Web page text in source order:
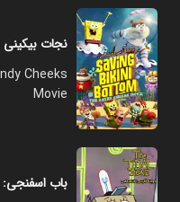
نجات
Cheeks
Movie
باب